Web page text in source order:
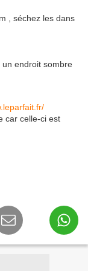
, séchez les dans
endroit sombre
car celle-ci est